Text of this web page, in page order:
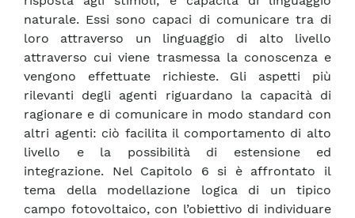
naturale. Essi sono capaci di comunicare tra di
loro attraverso un linguaggio di alto livello
attraverso cui viene trasmessa la conoscenza e
vengono effettuate richieste. Gli aspetti più
rilevanti degli agenti riguardano la capacità di
ragionare e di comunicare in modo standard con
altri agenti: ciò facilita il comportamento di alto
livello e la possibilità di estensione ed
integrazione. Nel Capitolo 6 si è affrontato il
tema della modellazione logica di un tipico
campo fotovoltaico, con l’obiettivo di individuare